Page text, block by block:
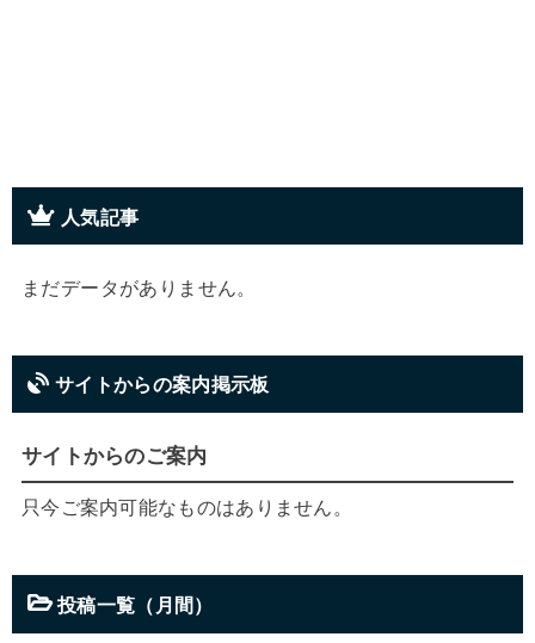
人気記事
まだデータがありません。
サイトからの案内掲示板
サイトからのご案内
只今ご案内可能なものはありません。
投稿一覧（月間）